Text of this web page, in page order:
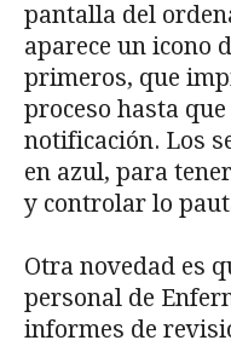
pantalla del
aparece un icono
primeros, que
proceso hasta
notificación. Los
en azul, para
y controlar lo
Otra novedad es
personal de
informes de